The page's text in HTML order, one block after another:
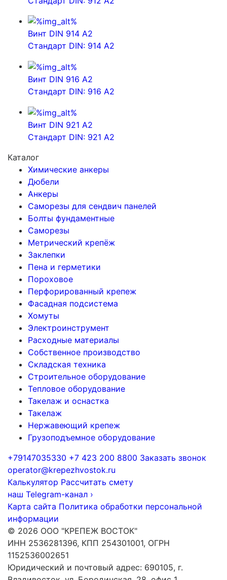
Винт DIN 914 A2
Стандарт DIN: 914 A2
Винт DIN 916 A2
Стандарт DIN: 916 A2
Винт DIN 921 A2
Стандарт DIN: 921 A2
Каталог
Химические анкеры
Дюбели
Анкеры
Саморезы для сендвич панелей
Болты фундаментные
Саморезы
Метрический крепёж
Заклепки
Пена и герметики
Пороховое
Перфорированный крепеж
Фасадная подсистема
Хомуты
Электроинструмент
Расходные материалы
Собственное производство
Складская техника
Строительное оборудование
Тепловое оборудование
Такелаж и оснастка
Такелаж
Нержавеющий крепеж
Грузоподъемное оборудование
+79147035330 +7 423 200 8800 Заказать звонок
operator@krepezhvostok.ru
Калькулятор Рассчитать смету
наш Telegram-канал ›
Карта сайта Политика обработки персональной
информации
© 2026 ООО "КРЕПЕЖ ВОСТОК"
ИНН 2536281396, КПП 254301001, ОГРН
1152536002651
Юридический и почтовый адрес: 690105, г.